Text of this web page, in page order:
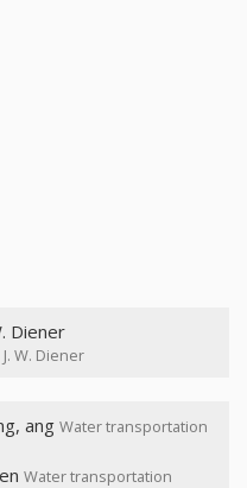
Diener
J. W. Diener
ang Water transportation
Water transportation